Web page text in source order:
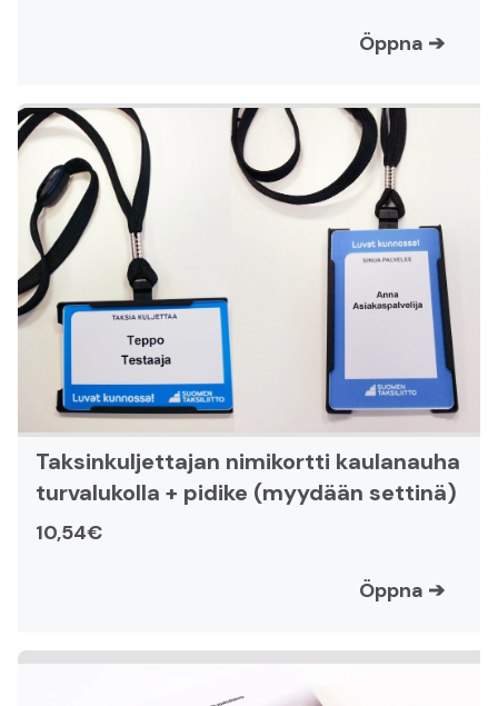
Öppna ➔
Taksinkuljettajan nimikortti kaulanauha
turvalukolla + pidike (myydään settinä)
10,54€
Öppna ➔